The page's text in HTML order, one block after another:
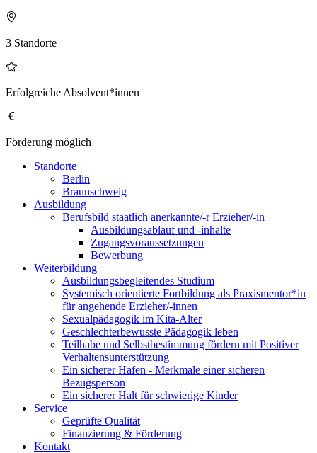
3 Standorte
Erfolgreiche Absolvent*innen
Förderung möglich
Standorte
Berlin
Braunschweig
Ausbildung
Berufsbild staatlich anerkannte/-r Erzieher/-in
Ausbildungsablauf und -inhalte
Zugangsvoraussetzungen
Bewerbung
Weiterbildung
Ausbildungsbegleitendes Studium
Systemisch orientierte Fortbildung als Praxismentor*in
für angehende Erzieher/-innen
Sexualpädagogik im Kita-Alter
Geschlechterbewusste Pädagogik leben
Teilhabe und Selbstbestimmung fördern mit Positiver
Verhaltensunterstützung
Ein sicherer Hafen - Merkmale einer sicheren
Bezugsperson
Ein sicherer Halt für schwierige Kinder
Service
Geprüfte Qualität
Finanzierung & Förderung
Kontakt